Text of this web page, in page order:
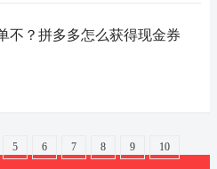
不？拼多多怎么获得现金券
5 6 7 8 9
10